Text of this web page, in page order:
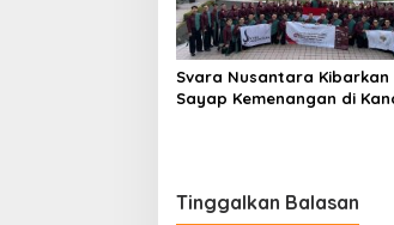
Svara Nusantara Kibarkan
Sayap Kemenangan di
Tinggalkan Balasan